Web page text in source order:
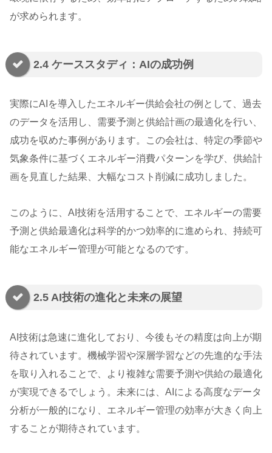
が求められます。
2.4 ケーススタディ：AIの成功例
実際にAIを導入したエネルギー供給会社の例として、過去
のデータを活用し、需要予測と供給計画の最適化を行い、
成功を収めた事例があります。この会社は、特定の季節や
気象条件に基づくエネルギー消費パターンを学び、供給計
画を見直した結果、大幅なコスト削減に成功しました。
このように、AI技術を活用することで、エネルギーの需要
予測と供給最適化は科学的かつ効率的に進められ、持続可
能なエネルギー管理が可能となるのです。
2.5 AI技術の進化と未来の展望
AI技術は急速に進化しており、今後もその精度は向上が期
待されています。機械学習や深層学習などの先進的な手法
を取り入れることで、より複雑な需要予測や供給の最適化
が実現できるでしょう。未来には、AIによる高度なデータ
分析が一般的になり、エネルギー管理の効率が大きく向上
することが期待されています。